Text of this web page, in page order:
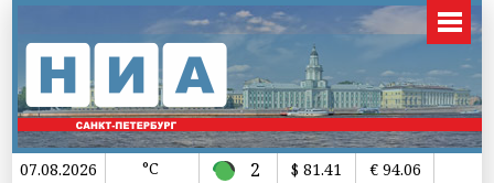
07.08.2026 °C 2 $ 81.41 € 94.06